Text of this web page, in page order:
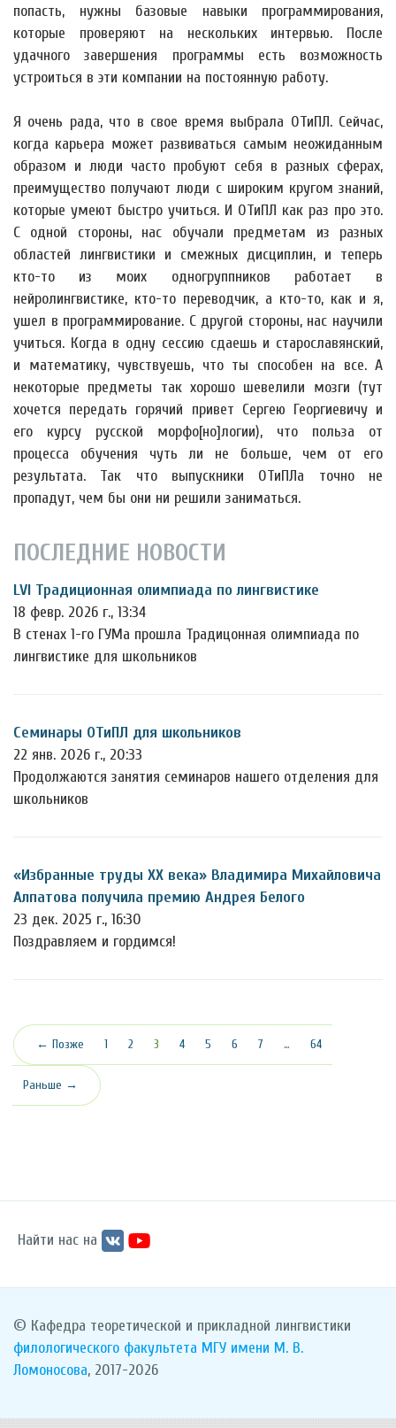
попасть, нужны базовые навыки программирования,
которые проверяют на нескольких интервью. После
удачного завершения программы есть возможность
устроиться в эти компании на постоянную работу.
Я очень рада, что в свое время выбрала ОТиПЛ. Сейчас,
когда карьера может развиваться самым неожиданным
образом и люди часто пробуют себя в разных сферах,
преимущество получают люди с широким кругом знаний,
которые умеют быстро учиться. И ОТиПЛ как раз про это.
С одной стороны, нас обучали предметам из разных
областей лингвистики и смежных дисциплин, и теперь
кто-то из моих одногруппников работает в
нейролингвистике, кто-то переводчик, а кто-то, как и я,
ушел в программирование. С другой стороны, нас научили
учиться. Когда в одну сессию сдаешь и старославянский,
и математику, чувствуешь, что ты способен на все. А
некоторые предметы так хорошо шевелили мозги (тут
хочется передать горячий привет Сергею Георгиевичу и
его курсу русской морфо[но]логии), что польза от
процесса обучения чуть ли не больше, чем от его
результата. Так что выпускники ОТиПЛа точно не
пропадут, чем бы они ни решили заниматься.
ПОСЛЕДНИЕ НОВОСТИ
LVI Традиционная олимпиада по лингвистике
18 февр. 2026 г., 13:34
В стенах 1-го ГУМа прошла Традицонная олимпиада по
лингвистике для школьников
Семинары ОТиПЛ для школьников
22 янв. 2026 г., 20:33
Продолжаются занятия семинаров нашего отделения для
школьников
«Избранные труды ХХ века» Владимира Михайловича
Алпатова получила премию Андрея Белого
23 дек. 2025 г., 16:30
Поздравляем и гордимся!
← Позже 1 2 3 (текущая)
4 5 6 7 … 64
Раньше →
Найти нас на
© Кафедра теоретической и прикладной лингвистики
филологического факультета МГУ имени М. В.
Ломоносова, 2017-2026